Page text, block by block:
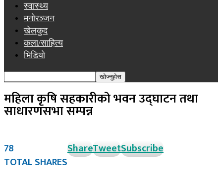
स्वास्थ्य
मनोरञ्जन
खेलकुद
कला/साहित्य
भिडियो
महिला कृषि सहकारीको भवन उद्घाटन तथा
साधारणसभा सम्पन्न
78
TOTAL SHARES
ShareTweetSubscribe